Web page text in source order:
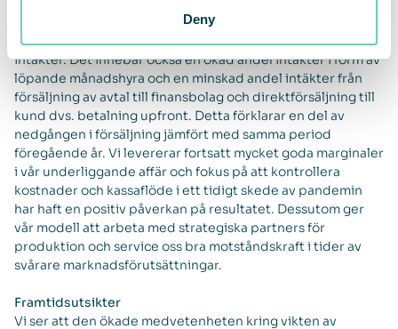
Deny
oss en bra visibilitet in i 2021. En ökning av antalet enheter i
egen balansräkning innebär en ökning av återkommande
intäkter. Det innebär också en ökad andel intäkter i form av
löpande månadshyra och en minskad andel intäkter från
försäljning av avtal till finansbolag och direktförsäljning till
kund dvs. betalning upfront. Detta förklarar en del av
nedgången i försäljning jämfört med samma period
föregående år. Vi levererar fortsatt mycket goda marginaler
i vår underliggande affär och fokus på att kontrollera
kostnader och kassaflöde i ett tidigt skede av pandemin
har haft en positiv påverkan på resultatet. Dessutom ger
vår modell att arbeta med strategiska partners för
produktion och service oss bra motståndskraft i tider av
svårare marknadsförutsättningar.
Framtidsutsikter
Vi ser att den ökade medvetenheten kring vikten av